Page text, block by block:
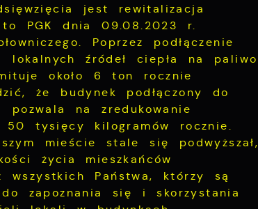
jest rewitalizacja
PGK dnia 09.08.2023 r.
Poprzez podłączenie
lokalnych źródeł ciepła na paliwo
około 6 ton rocznie
że budynek podłączony do
na zredukowanie
50 tysięcy kilogramów rocznie.
mieście stale się podwyższał,
życia mieszkańców
wszystkich Państwa, którzy są
do zapoznania się i skorzystania